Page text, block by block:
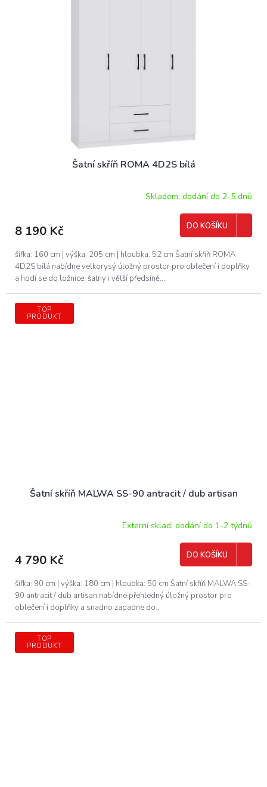
Šatní skříň ROMA 4D2S bílá
Skladem: dodání do 2-5 dnů
8 190 Kč DO KOŠÍKU
šířka: 160 cm | výška: 205 cm | hloubka: 52 cm Šatní skříň ROMA
4D2S bílá nabídne velkorysý úložný prostor pro oblečení i doplňky
a hodí se do ložnice, šatny i větší předsíně....
TOP
PRODUKT
Šatní skříň MALWA SS-90 antracit / dub artisan
Externí sklad: dodání do 1-2 týdnů
4 790 Kč DO KOŠÍKU
šířka: 90 cm | výška: 180 cm | hloubka: 50 cm Šatní skříň MALWA SS-
90 antracit / dub artisan nabídne přehledný úložný prostor pro
oblečení i doplňky a snadno zapadne do...
TOP
PRODUKT